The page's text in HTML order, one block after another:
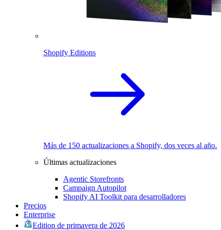
Shopify Editions
Más de 150 actualizaciones a Shopify, dos veces al año.
Últimas actualizaciones
Agentic Storefronts
Campaign Autopilot
Shopify AI Toolkit para desarrolladores
Precios
Enterprise
Edition de primavera de 2026